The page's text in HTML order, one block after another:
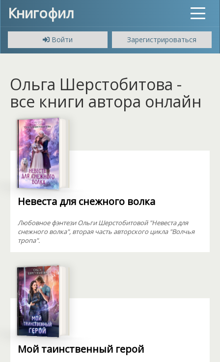
Книгофил
Toggle
Войти
Зарегистрироваться
Ольга Шерстобитова -
все книги автора онлайн
Невеста для снежного волка
Любовное фэнтези Ольги Шерстобитовой "Невеста для
снежного волка", вторая часть авторского цикла "Волчья
тропа".
Мой таинственный герой